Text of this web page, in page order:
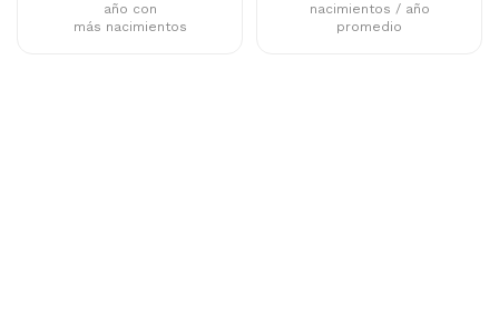
año con
más nacimientos
nacimientos / año
promedio